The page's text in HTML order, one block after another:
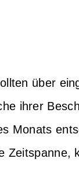
über
ihrer
Monats
Zeitspanne,